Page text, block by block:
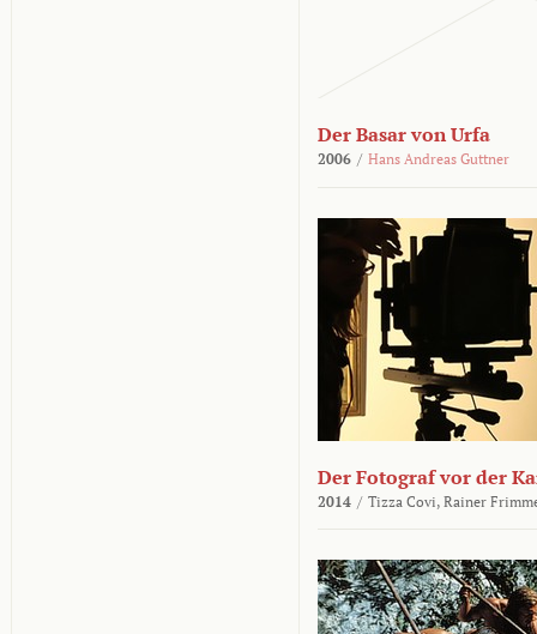
Der Basar von Urfa
2006 / Hans Andreas Guttner
Der Fotograf vor der
2014 / Tizza Covi, Rainer